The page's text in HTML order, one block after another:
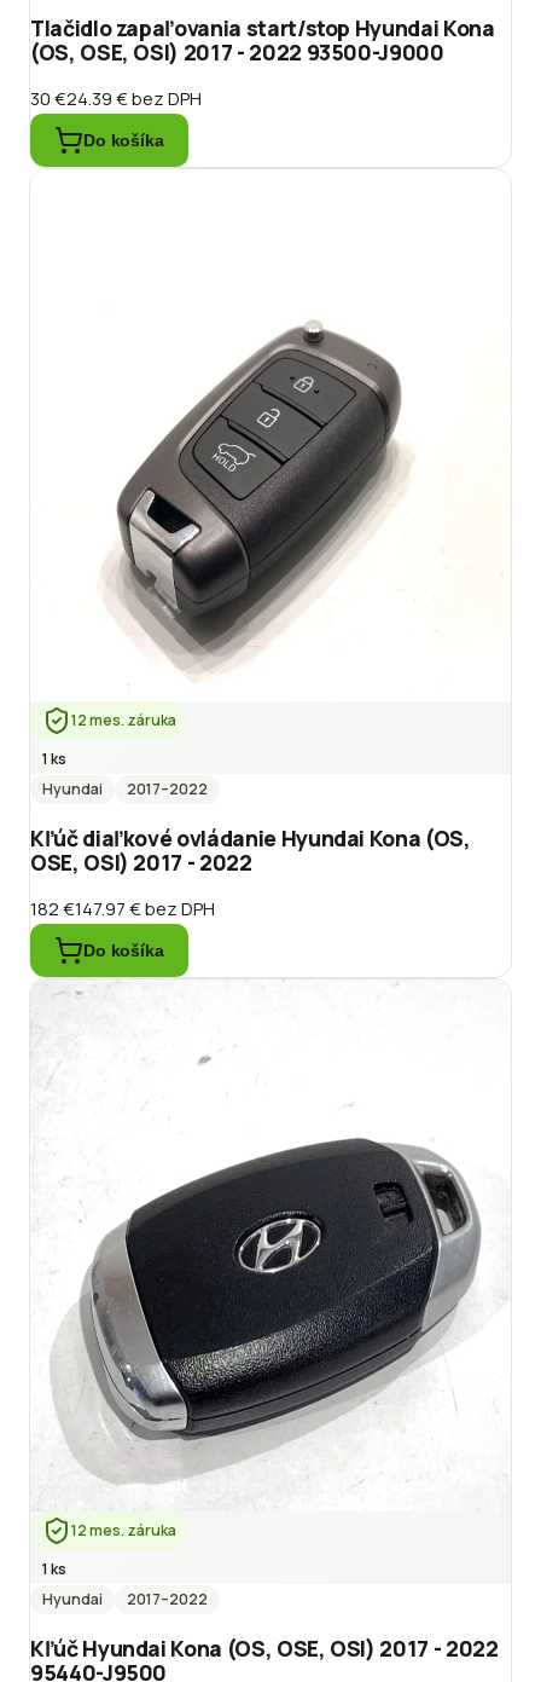
Tlačidlo zapaľovania start/stop Hyundai Kona
(OS, OSE, OSI) 2017 - 2022 93500-J9000
30 €24.39 €bez DPH
Do košíka
12 mes. záruka
1 ks
Hyundai
2017–2022
Kľúč diaľkové ovládanie Hyundai Kona (OS,
OSE, OSI) 2017 - 2022
182 €147.97 €bez DPH
Do košíka
12 mes. záruka
1 ks
Hyundai
2017–2022
Kľúč Hyundai Kona (OS, OSE, OSI) 2017 - 2022
95440-J9500